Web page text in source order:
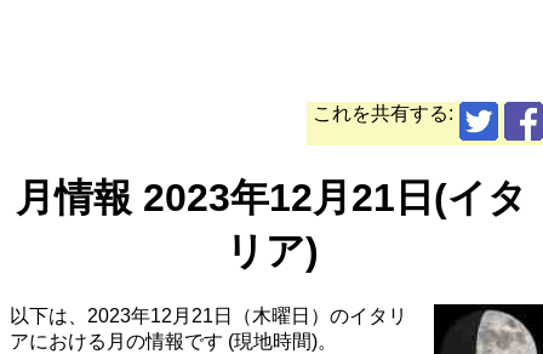
これを共有する:
月情報 2023年12月21日(イタ
リア)
以下は、2023年12月21日（木曜日）のイタリ
アにおける月の情報です (現地時間)。